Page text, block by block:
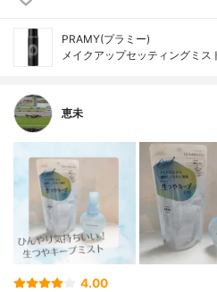
PRAMY(プラミー)
メイクアップセッティングミス
恵未
4.00